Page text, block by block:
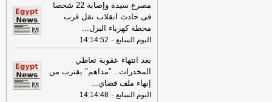
الخميس 30-07-2026
18:41
رئيس "الوطنية للصحافة" يكشف
تفاصيل حملة الصحف القومية لمواجهة
مخاطر السوشيال ميديا
16:46
وزير الخزانة الأميركي: لن نسمح
لإيران اتخاذ التجارة العالمية رهينة أو
استخدام الشحن الدولي لتمويل الحرس
الثوري-لبنانون 24
مصرع سيدة وإصابة 22 شخصا
فى حادث انقلاب نقل قرب
محطة كهرباء البرل...
اليوم السابع -
14:14:52
بعد انتهاء عقوبة تعاطي
المخدرات.. "مداهم" يقترب من
إنهاء ملف قضاي...
اليوم السابع -
14:14:48